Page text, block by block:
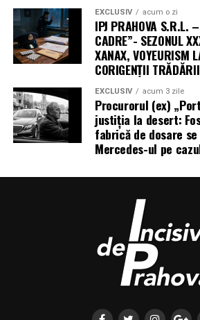
EXCLUSIV acum o zi
IPJ PRAHOVA S.R.L.
CADRE”- SEZONUL
XANAX, VOYEURISM
CORIGENȚII TRĂDĂRII
EXCLUSIV acum 3 zile
Procurorul (ex)
justiția la desert:
fabrică de dosare
Mercedes-ul pe